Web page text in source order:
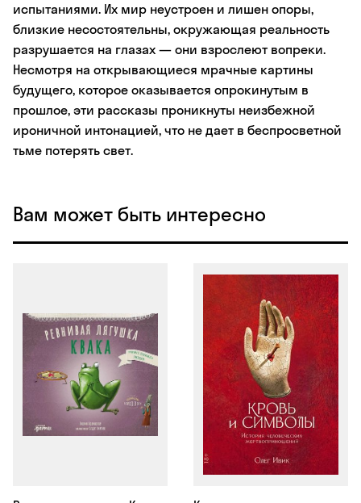
испытаниями. Их мир неустроен и лишен опоры,
близкие несостоятельны, окружающая реальность
разрушается на глазах — они взрослеют вопреки.
Несмотря на открывающиеся мрачные картины
будущего, которое оказывается опрокинутым в
прошлое, эти рассказы проникнуты неизбежной
ироничной интонацией, что не дает в беспросветной
тьме потерять свет.
Вам может быть интересно